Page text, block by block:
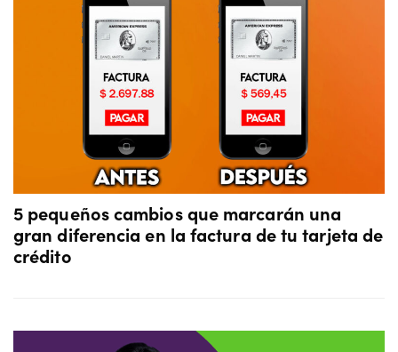
5 pequeños cambios que marcarán una
gran diferencia en la factura de tu tarjeta de
crédito